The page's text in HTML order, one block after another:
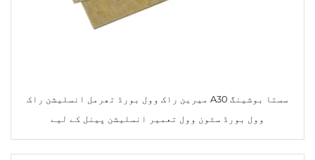
سستا بوشینگ A30 میرین راک وول بورڈ تھرمل انسلیشن راک
وول بورڈ سٹون وول تعمیر انسلیشن پینل کے لیے